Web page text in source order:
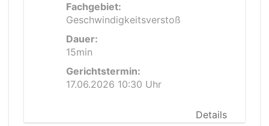
Fachgebiet:
Geschwindigkeitsverstoß
Dauer:
15min
Gerichtstermin:
17.06.2026 10:30 Uhr
Details